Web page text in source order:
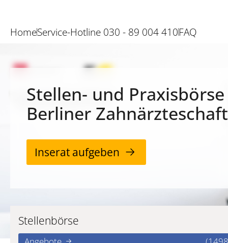
HomeService-Hotline 030 - 89 004 410FAQ
Stellen- und
Berliner Zahnärzteschaft
Inserat aufgeben
Stellenbörse